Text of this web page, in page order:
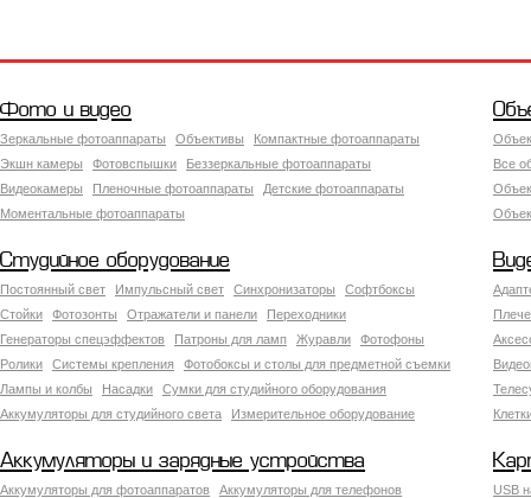
Фото и видео
Зеркальные фотоаппараты Объективы
Компактные фотоаппараты
Экшн камеры
Фотовспышки
Беззеркальные фотоаппараты
Видеокамеры
Пленочные фотоаппараты
Детские фотоаппараты
Моментальные фотоаппараты
Все
Студийное оборудование
Постоянный свет Импульсный свет Синхронизаторы
Софтбоксы
Стойки
Фотозонты Отражатели и панели
Переходники
Генераторы спецэффектов
Патроны для ламп Журавли
Фотофоны
Ролики
Системы крепления
Фотобоксы и столы для предметной съемки
Лампы и колбы
Насадки
Сумки для студийного оборудования
Аккумуляторы для студийного света
Измерительное оборудование
Аккумуляторы и зарядные устройства
Аккумуляторы для фотоаппаратов
Аккумуляторы для телефонов
USB